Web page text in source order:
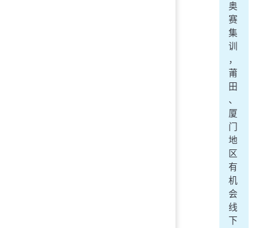
奥
赛
集
训
，
莆
田
、
厦
门
地
区
有
机
会
线
下